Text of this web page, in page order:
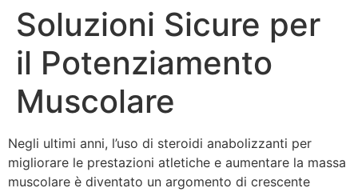
Soluzioni Sicure per
il Potenziamento
Muscolare
Negli ultimi anni, l’uso di steroidi anabolizzanti per
migliorare le prestazioni atletiche e aumentare la massa
muscolare è diventato un argomento di crescente